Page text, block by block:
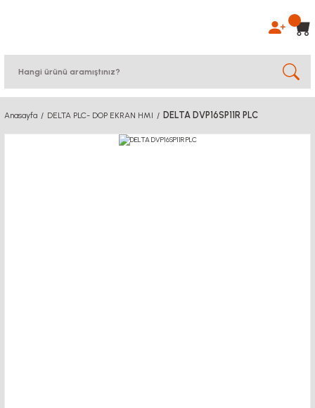
Anasayfa DELTA PLC- DOP EKRAN HMI DELTA DVP16SP11R PLC